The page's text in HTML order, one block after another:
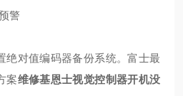
警
绝对值编码器备份系统。富士最
案维修基恩士视觉控制器开机没